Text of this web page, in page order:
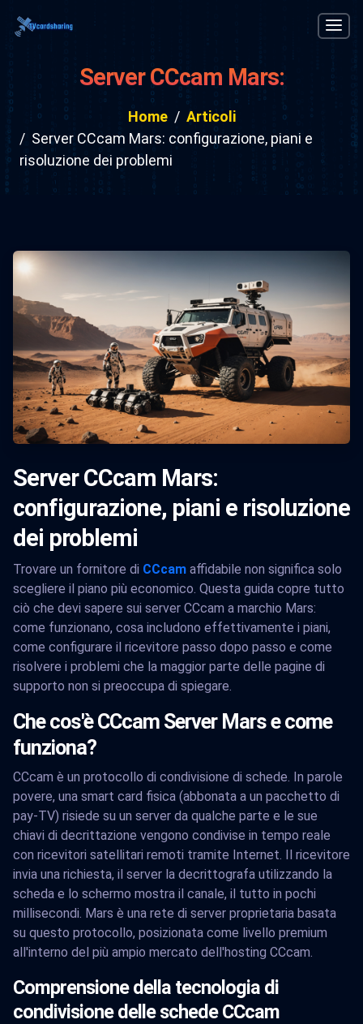
Server CCcam Mars:
configurazione, piani e risoluzione
dei problemi
Home
Articoli
Server CCcam Mars: configurazione, piani e
risoluzione dei problemi
Server CCcam Mars:
configurazione, piani e risoluzione
dei problemi
Trovare un fornitore di CCcam affidabile non significa solo
scegliere il piano più economico. Questa guida copre tutto
ciò che devi sapere sui server CCcam a marchio Mars:
come funzionano, cosa includono effettivamente i piani,
come configurare il ricevitore passo dopo passo e come
risolvere i problemi che la maggior parte delle pagine di
supporto non si preoccupa di spiegare.
Che cos'è CCcam Server Mars e come
funziona?
CCcam è un protocollo di condivisione di schede. In parole
povere, una smart card fisica (abbonata a un pacchetto di
pay-TV) risiede su un server da qualche parte e le sue
chiavi di decrittazione vengono condivise in tempo reale
con ricevitori satellitari remoti tramite Internet. Il ricevitore
invia una richiesta, il server la decrittografa utilizzando la
scheda e lo schermo mostra il canale, il tutto in pochi
millisecondi. Mars è una rete di server proprietaria basata
su questo protocollo, posizionata come livello premium
all'interno del più ampio mercato dell'hosting CCcam.
Comprensione della tecnologia di
condivisione delle schede CCcam